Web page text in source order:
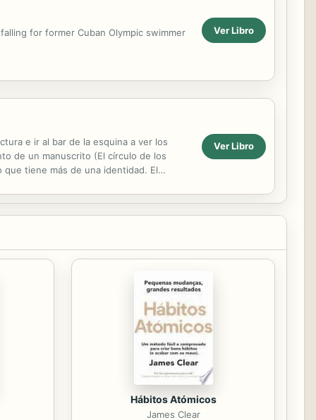
for former Cuban Olympic swimmer Ver Libro
e ir al bar de la esquina a ver los
de un manuscrito (El círculo de los
tiene más de una identidad. El
Ver Libro
Hábitos Atómicos
James Clear